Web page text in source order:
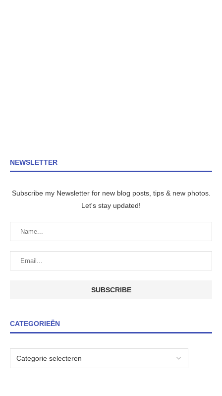
NEWSLETTER
Subscribe my Newsletter for new blog posts, tips & new photos.
Let's stay updated!
CATEGORIEËN